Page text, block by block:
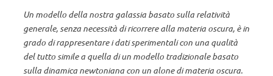
Un modello della nostra galassia basato sulla relatività
generale, senza necessità di ricorrere alla materia oscura, è in
grado di rappresentare i dati sperimentali con una qualità
del tutto simile a quella di un modello tradizionale basato
sulla dinamica newtoniana con un alone di materia oscura.